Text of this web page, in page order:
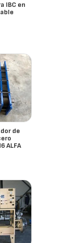
IBC en
de
ALFA